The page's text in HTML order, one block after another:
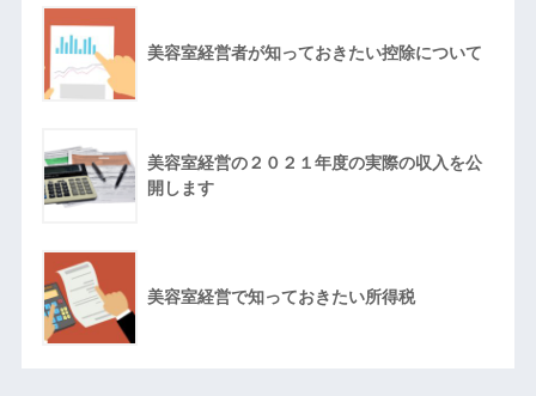
美容室経営者が知っておきたい控除について
美容室経営の２０２１年度の実際の収入を公
開します
美容室経営で知っておきたい所得税